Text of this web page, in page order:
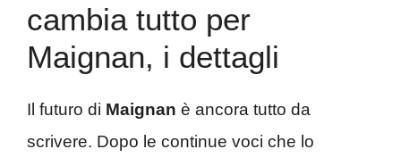
cambia tutto per
Maignan, i dettagli
Il futuro di Maignan è ancora tutto da
scrivere. Dopo le continue voci che lo